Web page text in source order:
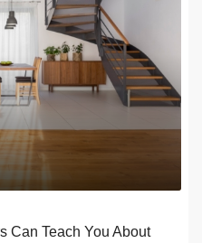
Can Teach You About